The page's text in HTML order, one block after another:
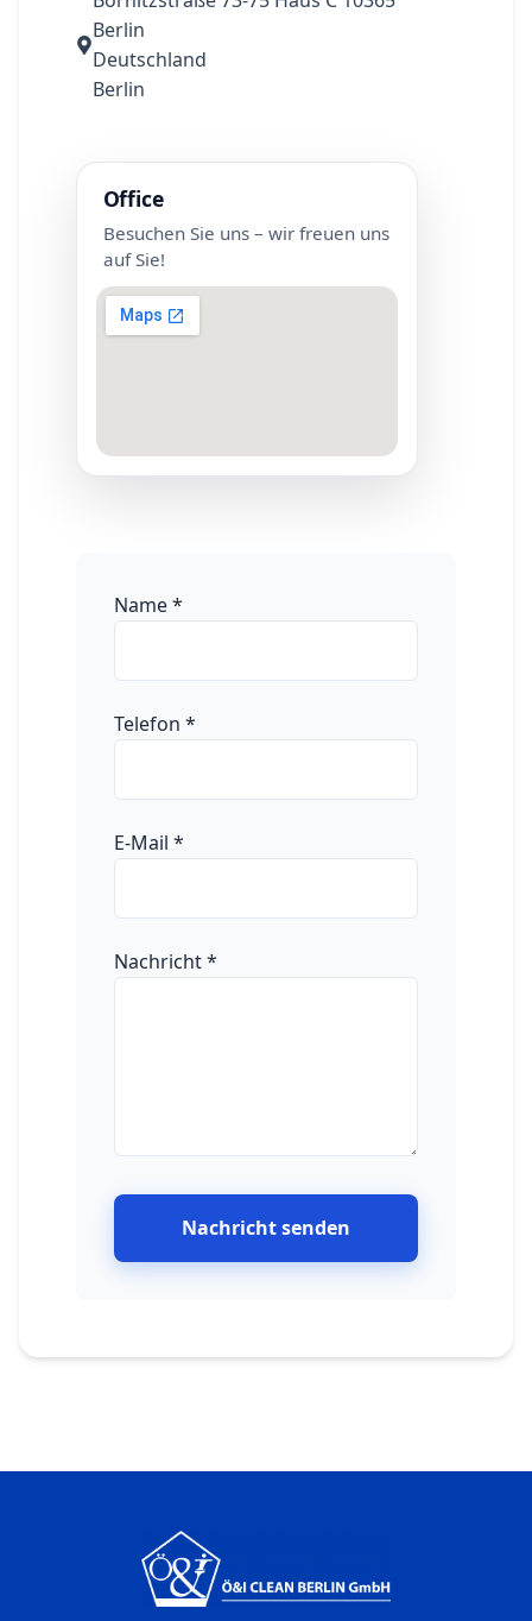
Berlin
Deutschland
Berlin
Office
Besuchen Sie uns – wir freuen uns
auf Sie!
Name*
Telefon *
E-Mail *
Nachricht*
Nachricht senden